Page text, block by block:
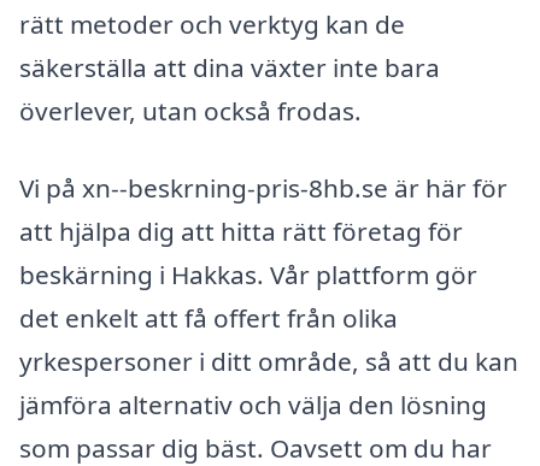
rätt metoder och verktyg kan de
säkerställa att dina växter inte bara
överlever, utan också frodas.
Vi på xn--beskrning-pris-8hb.se är här för
att hjälpa dig att hitta rätt företag för
beskärning i Hakkas. Vår plattform gör
det enkelt att få offert från olika
yrkespersoner i ditt område, så att du kan
jämföra alternativ och välja den lösning
som passar dig bäst. Oavsett om du har